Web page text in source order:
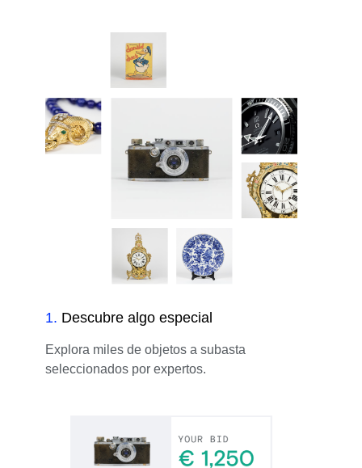
1. Descubre algo especial
Explora miles de objetos a subasta
seleccionados por expertos.